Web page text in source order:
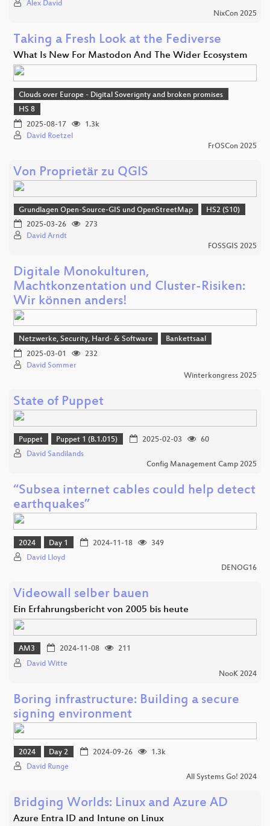
Alex David
NixCon 2025
Taking a Fresh Look at the Fediverse
What Is New For Mastodon And The Wider Ecosystem
Clouds over Europe - Digital Soverignty and broken promises
HS 8
2025-08-17
1.3k
David Roetzel
FrOSCon 2025
Von Proprietär zu QGIS
Grundlagen Open-Source-GIS und OpenStreetMap
HS2 (S10)
2025-03-26
273
David Arndt
FOSSGIS 2025
Digitale Monokulturen,
Machtkonzentation und Cluster-Risiken:
Wir können anders!
Netzwerke, Security, Hard- & Software
Bankettsaal
2025-03-01
232
David Sommer
Winterkongress 2025
State of Puppet
Puppet Puppet 1 (B.1.015) 2025-02-03
60
David Sandilands
Config Management Camp 2025
“Subsea internet cables could help detect
earthquakes”
2024 Day 1 2024-11-18
349
David Lloyd
DENOG16
Videowall selber bauen
Ein Erfahrungsbericht von 2005 bis heute
AM3 2024-11-08
211
David Witte
NooK 2024
Boring infrastructure: Building a secure
signing environment
2024 Day 2 2024-09-26
1.3k
David Runge
All Systems Go! 2024
Bridging Worlds: Linux and Azure AD
Azure Entra ID and Intune on Linux